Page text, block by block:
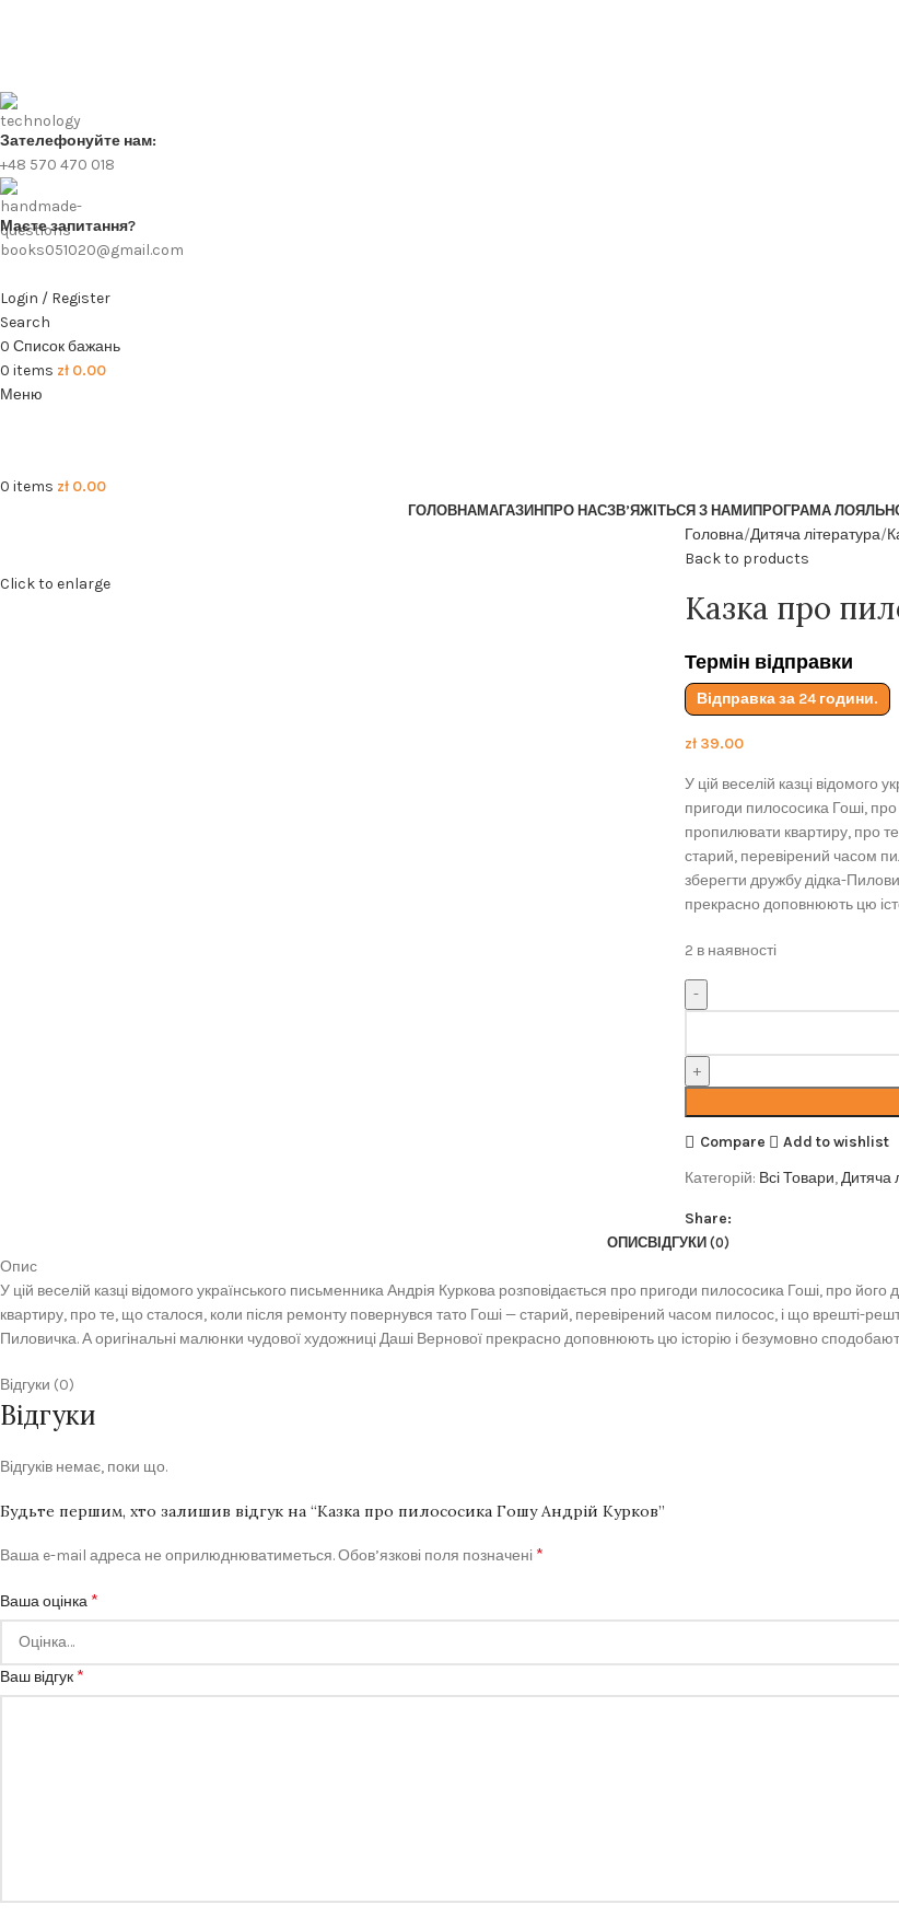
Зателефонуйте нам:
+48 570 470 018
Маєте запитання?
books051020@gmail.com
Login / Register
Search
0 Список бажань
0 items zł 0.00
Меню
0 items zł 0.00
ГОЛОВНАМАГАЗИН ПРО НАСЗВ’ЯЖІТЬСЯ З НАМИ ПРОГРАМА
Click to enlarge
Головна Дитяча література
Back to products
Казка про
Термін відправки
Відправка за 24 години.
zł39.00
У цій веселій казці відомого
пригоди пилососика Гоші,
пропилювати квартиру, про
старий, перевірений часом
зберегти дружбу дідка-
прекрасно доповнюють цю
2 в наявності
Compare
Add to wishlist
Категорій: Всі Товари,Дитяча
Share:
ОПИСВІДГУКИ (0)
Опис
У цій веселій казці відомого українського письменника Андрія Куркова розповідається про пригоди пилососика Гоші, про
квартиру, про те, що сталося, коли після ремонту повернувся тато Гоші — старий, перевірений часом пилосос, і що врешті-
Пиловичка. А оригінальні малюнки чудової художниці Даші Вернової прекрасно доповнюють цю історію і безумовно
Відгуки (0)
Відгуки
Відгуків немає, поки що.
Будьте першим, хто залишив відгук на “Казка про пилососика Гошу Андрій Курков”
Ваша e-mail адреса не оприлюднюватиметься.Обов’язкові поля позначені *
Ваша оцінка *
Ваш відгук *